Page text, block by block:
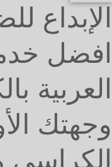
الإبداع
افضل
العربية
وجهتك
الكراسي